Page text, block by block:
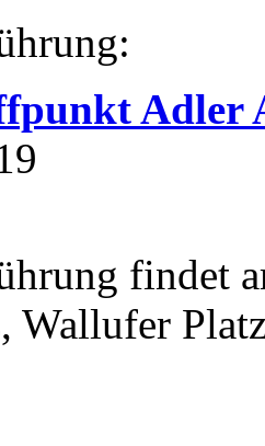
Adler
findet
Wallufer